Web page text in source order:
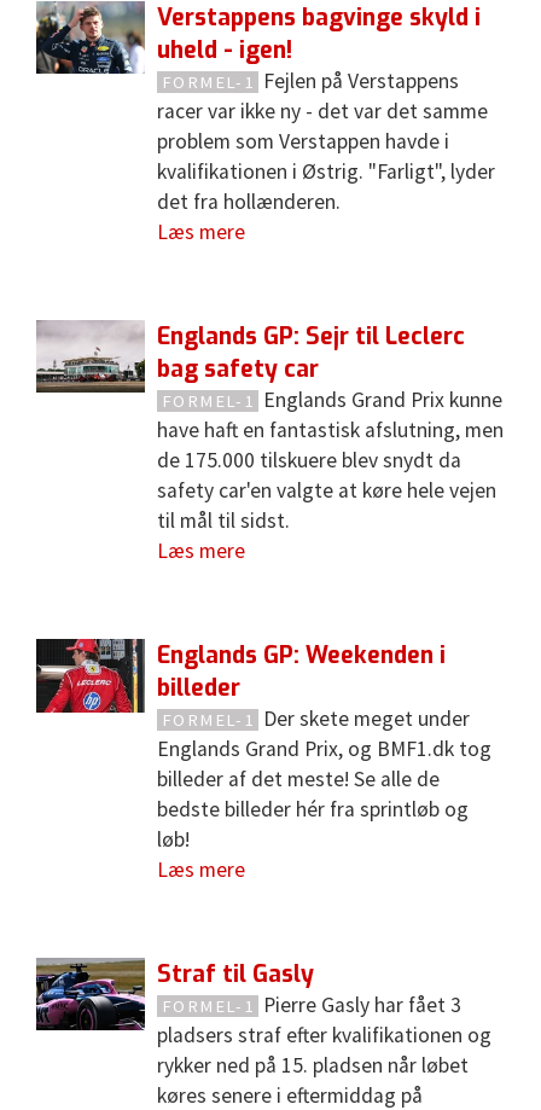
Verstappens bagvinge skyld i
uheld - igen!
FORMEL-1
Fejlen på Verstappens
racer var ikke ny - det var det samme
problem som Verstappen havde i
kvalifikationen i Østrig. "Farligt", lyder
det fra hollænderen.
Læs mere
Englands GP: Sejr til Leclerc
bag safety car
FORMEL-1
Englands Grand Prix kunne
have haft en fantastisk afslutning, men
de 175.000 tilskuere blev snydt da
safety car'en valgte at køre hele vejen
til mål til sidst.
Læs mere
Englands GP: Weekenden i
billeder
FORMEL-1
Der skete meget under
Englands Grand Prix, og BMF1.dk tog
billeder af det meste! Se alle de
bedste billeder hér fra sprintløb og
løb!
Læs mere
Straf til Gasly
FORMEL-1
Pierre Gasly har fået 3
pladsers straf efter kvalifikationen og
rykker ned på 15. pladsen når løbet
køres senere i eftermiddag på